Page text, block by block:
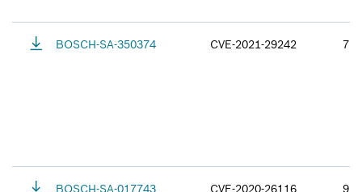
BOSCH-SA-350374 CVE-2021-29242 7.3
BOSCH-SA-017743
CVE-2020-26116
9.8